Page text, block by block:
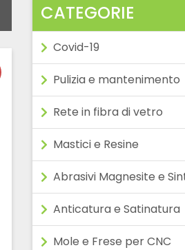
CATEGORIE
Covid-19
Pulizia e mantenimento
Rete in fibra di vetro
Mastici e Resine
Abrasivi Magnesite e
Anticatura e Satinatura
Mole e Frese per CNC